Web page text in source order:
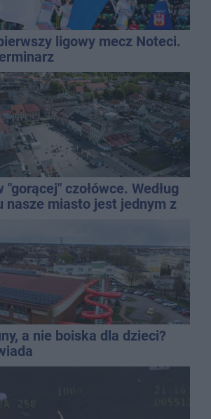
ligowy mecz Noteci.
"gorącej" czołówce. Według
nasze miasto jest jednym z
a nie boiska dla dzieci?